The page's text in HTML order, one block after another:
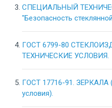
СПЕЦИАЛЬНЫЙ
"Безопасность
ГОСТ 6799-80
ТЕХНИЧЕСКИЕ УСЛОВИЯ.
ГОСТ 17716-91. ЗЕРКАЛА
условия).